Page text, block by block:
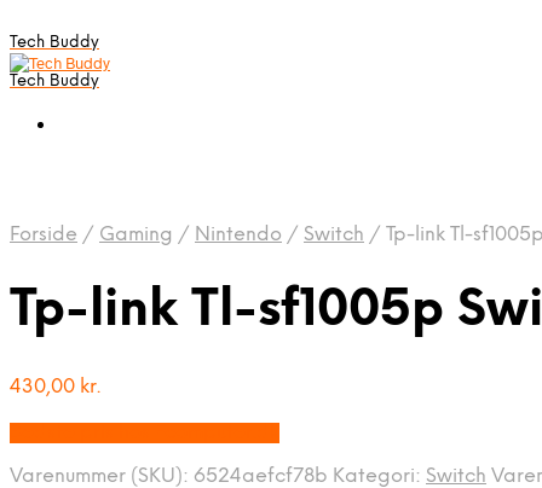
Tech Buddy
Tech Buddy
Forside / Gaming / Nintendo / Switch / Tp-link Tl-
Tp-link Tl-sf1005p
430,00 kr.
Varenummer (SKU): 6524aefcf78b Kategori: Switch